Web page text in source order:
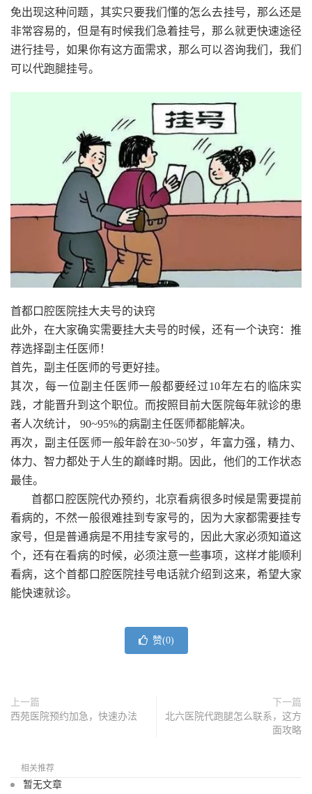
免出现这种问题，其实只要我们懂的怎么去挂号，那么还是
非常容易的，但是有时候我们急着挂号，那么就更快速途径
进行挂号，如果你有这方面需求，那么可以咨询我们，我们
可以代跑腿挂号。
首都口腔医院挂大夫号的诀窍
此外，在大家确实需要挂大夫号的时候，还有一个诀窍：推
荐选择副主任医师！
首先，副主任医师的号更好挂。
其次，每一位副主任医师一般都要经过10年左右的临床实
践，才能晋升到这个职位。而按照目前大医院每年就诊的患
者人次统计， 90~95%的病副主任医师都能解决。
再次，副主任医师一般年龄在30~50岁，年富力强，精力、
体力、智力都处于人生的巅峰时期。因此，他们的工作状态
最佳。
首都口腔医院代办预约，北京看病很多时候是需要提前
看病的，不然一般很难挂到专家号的，因为大家都需要挂专
家号，但是普通病是不用挂专家号的，因此大家必须知道这
个，还有在看病的时候，必须注意一些事项，这样才能顺利
看病，这个首都口腔医院挂号电话就介绍到这来，希望大家
能快速就诊。
赞(0)
上一篇
西苑医院预约加急，快速办法
下一篇
北六医院代跑腿怎么联系，这方
面攻略
相关推荐
暂无文章